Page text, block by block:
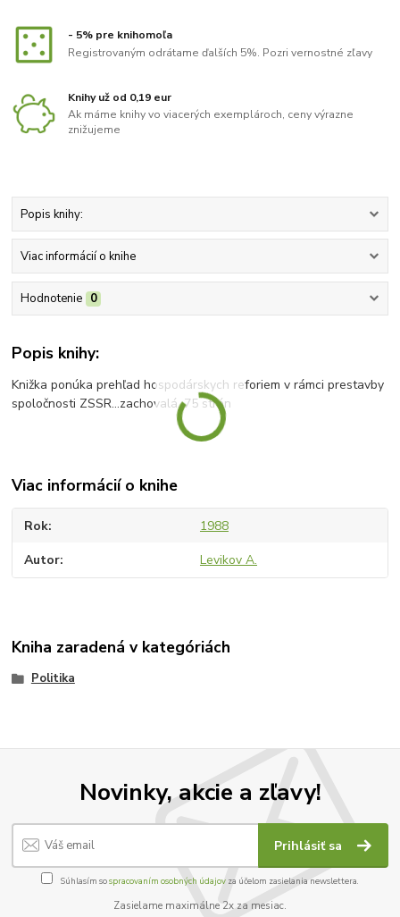
- 5% pre knihomoľa
Registrovaným odrátame ďalších 5%. Pozri vernostné zľavy
Knihy už od 0,19 eur
Ak máme knihy vo viacerých exemplároch, ceny výrazne
znižujeme
Popis knihy:
Viac informácií o knihe
Hodnotenie 0
Popis knihy:
Knižka ponúka prehľad hospodárskych reforiem v rámci prestavby
spoločnosti ZSSR...zachovalá, 75 strán
Viac informácií o knihe
Rok 1988
Autor Levikov A.
Kniha zaradená v kategóriách
Politika
Novinky, akcie a zľavy!
Prihlásiť sa
Súhlasím sospracovaním osobných údajov za účelom zasielania newslettera.
Zasielame maximálne 2x za mesiac.